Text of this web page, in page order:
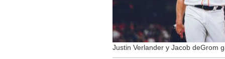
Justin Verlander y Jacob deGrom